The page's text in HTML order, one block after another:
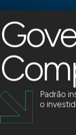
Padrão
o